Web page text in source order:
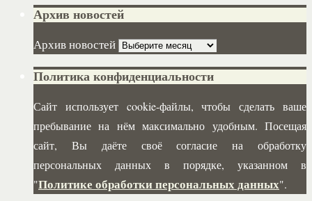
Архив новостей
Архив новостей
Политика конфиденциальности
Сайт использует cookie-файлы, чтобы сделать ваше
пребывание на нём максимально удобным. Посещая
сайт, Вы даёте своё согласие на обработку
персональных данных в порядке, указанном в
"Политике обработки персональных данных".